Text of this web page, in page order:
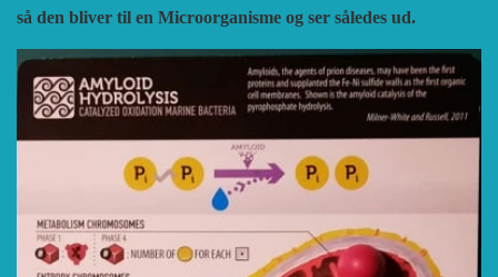
så den bliver til en Microorganisme og ser således ud.